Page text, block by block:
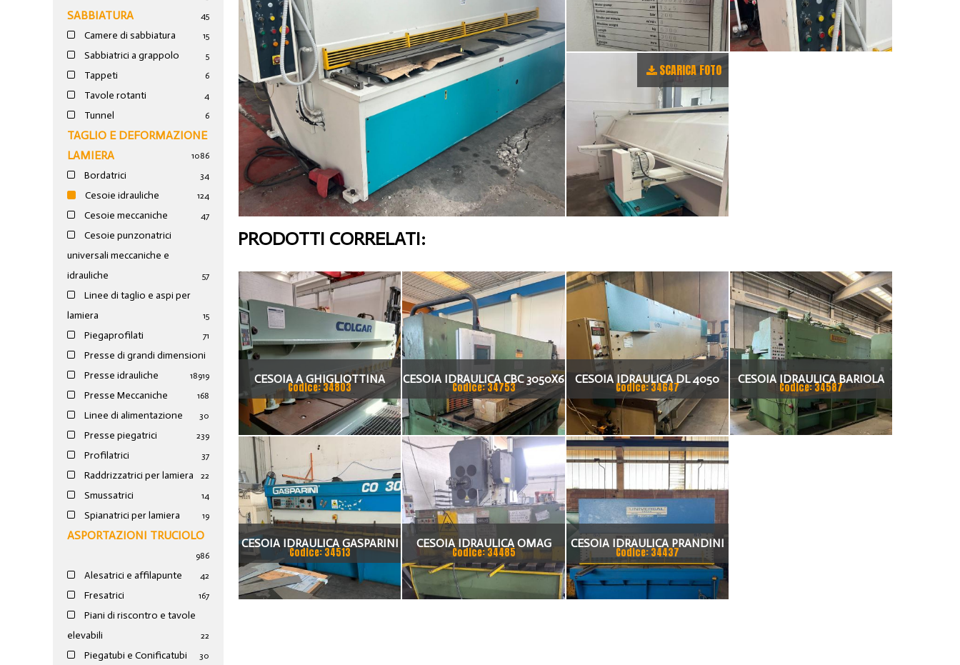
SABBIATURA 45
Camere di sabbiatura 15
Sabbiatrici a grappolo 5
Tappeti 6
Tavole rotanti 4
Tunnel 6
TAGLIO E DEFORMAZIONE
LAMIERA
1086
Bordatrici 34
Cesoie idrauliche 124
Cesoie meccaniche 47
Cesoie punzonatrici
universali meccaniche e
idrauliche
57
Linee di taglio e aspi per
lamiera
15
Piegaprofilati 71
Presse di grandi dimensioni
19
Presse idrauliche 189
Presse Meccaniche 168
Linee di alimentazione 30
Presse piegatrici 239
Profilatrici 37
Raddrizzatrici per lamiera 22
Smussatrici 14
Spianatrici per lamiera 19
ASPORTAZIONI TRUCIOLO
986
Alesatrici e affilapunte 42
Fresatrici 167
Piani di riscontro e tavole
elevabili
22
Piegatubi e Conificatubi 30
SCARICA FOTO
PRODOTTI CORRELATI:
CESOIA A GHIGLIOTTINA
COLGAR IDRAULICA CM 3006
Codice: 34803
CESOIA IDRAULICA CBC 3050X6
Codice: 34753
CESOIA IDRAULICA DL 4050
X4X200
Codice: 34647
CESOIA IDRAULICA BARIOLA
3050 X 20
Codice: 34587
CESOIA IDRAULICA GASPARINI
CO 3006
Codice: 34513
CESOIA IDRAULICA OMAG
2000 X 6 MM
Codice: 34485
CESOIA IDRAULICA PRANDINI
3000X13MM
Codice: 34437